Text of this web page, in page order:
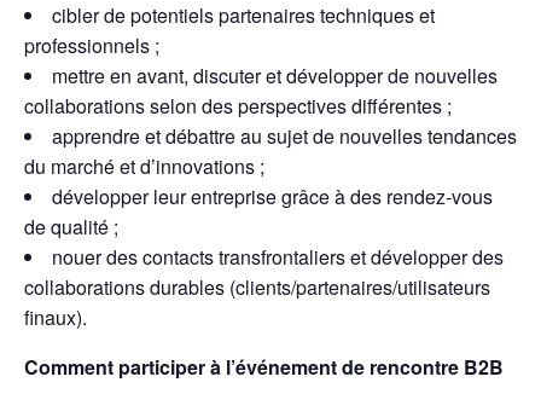
cibler de potentiels partenaires techniques et
professionnels ;
mettre en avant, discuter et développer de nouvelles
collaborations selon des perspectives différentes ;
apprendre et débattre au sujet de nouvelles tendances
du marché et d’innovations ;
développer leur entreprise grâce à des rendez-vous
de qualité ;
nouer des contacts transfrontaliers et développer des
collaborations durables (clients/partenaires/utilisateurs
finaux).
Comment participer à l’événement de rencontre B2B